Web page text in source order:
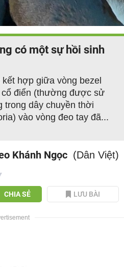
có một sự hồi sinh
kết hợp giữa vòng bezel
cổ điển (thường được sử
trong dây chuyền thời
vào vòng đeo tay đã...
Khánh Ngọc (Dân Việt)
CHIA SẺ LƯU BÀI